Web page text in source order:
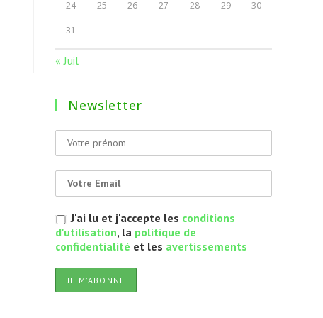
24 25 26 27 28 29 30
31
« Juil
Newsletter
J'ai lu et j'accepte les conditions
d'utilisation, la politique de
confidentialité et les avertissements